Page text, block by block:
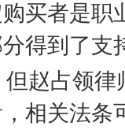
购买者是职
得到了支
但赵占领律
相关法条